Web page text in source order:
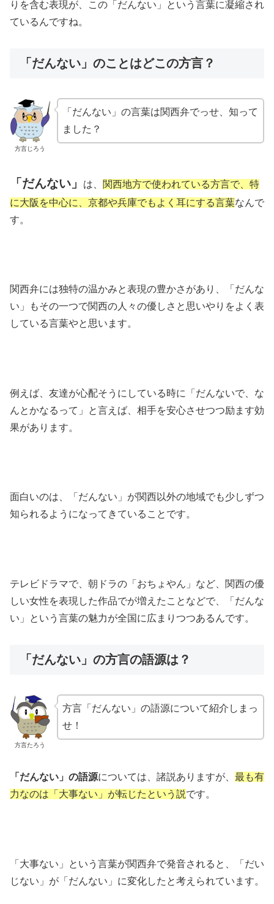
りを含む表現が、この「だんない」という言葉に凝縮され
ているんですね。
「だんない」のことはどこの方言？
方言じろう
「だんない」の言葉は関西弁でっせ、知って
ました？
「だんない」 は、 関西地方で使われている方言で、特
に大阪を中心に、京都や兵庫でもよく耳にする言葉なんで
す。
関西弁には独特の温かみと表現の豊かさがあり、「だんな
い」もその一つで関西の人々の優しさと思いやりをよく表
している言葉やと思います。
例えば、友達が心配そうにしている時に「だんないで、な
んとかなるって」と言えば、相手を安心させつつ励ます効
果があります。
面白いのは、「だんない」が関西以外の地域でも少しずつ
知られるようになってきていることです。
テレビドラマで、朝ドラの「おちょやん」など、関西の優
しい女性を表現した作品でが増えたことなどで、「だんな
い」という言葉の魅力が全国に広まりつつあるんです。
「だんない」の方言の語源は？
方言たろう
方言「だんない」の語源について紹介しまっ
せ！
「だんない」の語源については、諸説ありますが、 最も有
力なのは「大事ない」が転じたという説です。
「大事ない」という言葉が関西弁で発音されると、「だい
じない」が「だんない」に変化したと考えられています。